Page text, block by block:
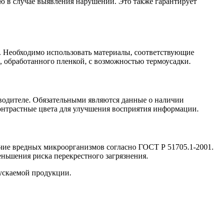
использовать материалы, соответствующие
пленкой, с возможностью термоусадки.
Обязательными являются данные о наличии
цвета для улучшения восприятия информации.
вредных микроорганизмов согласно ГОСТ Р 51705.1-2001.
риска перекрестного загрязнения.
продукции.